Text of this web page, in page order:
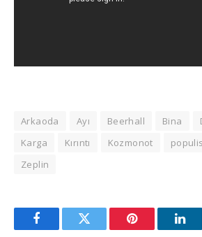
Arkaoda Ayı Beerhall Bina
Karga
Kırıntı Kozmonot
Zeplin
FacebookTwitter Pinterest